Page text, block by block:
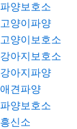
파양보호소
고양이파양
고양이보호소
강아지보호소
강아지파양
애견파양
파양보호소
흥신소